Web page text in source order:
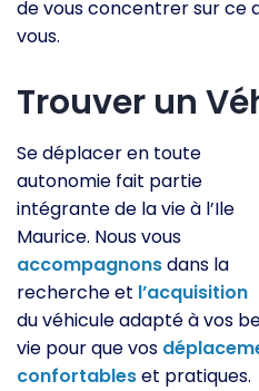
de vous concentrer sur ce
vous.
Trouver un
Se déplacer en toute
autonomie fait partie
intégrante de la vie à l’Ile
Maurice. Nous vous
accompagnonsdans la
recherche et l’acquisition
du véhicule adapté à vos
vie pour que vos
confortableset pratiques.